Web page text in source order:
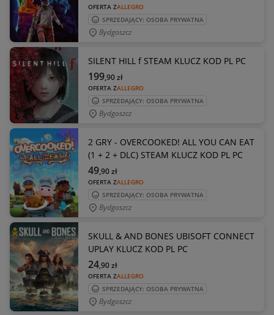
OFERTA ZALLEGRO
SPRZEDAJĄCY: OSOBA PRYWATNA
Bydgoszcz
SILENT HILL f STEAM KLUCZ KOD PL PC
OFERTA ZALLEGRO
199,90zł
SPRZEDAJĄCY: OSOBA PRYWATNA
Bydgoszcz
2 GRY - OVERCOOKED! ALL YOU CAN EAT
(1 + 2 + DLC) STEAM KLUCZ KOD PL PC
OFERTA ZALLEGRO
49,90zł
SPRZEDAJĄCY: OSOBA PRYWATNA
Bydgoszcz
SKULL & AND BONES UBISOFT CONNECT
UPLAY KLUCZ KOD PL PC
OFERTA ZALLEGRO
24,90zł
SPRZEDAJĄCY: OSOBA PRYWATNA
Bydgoszcz